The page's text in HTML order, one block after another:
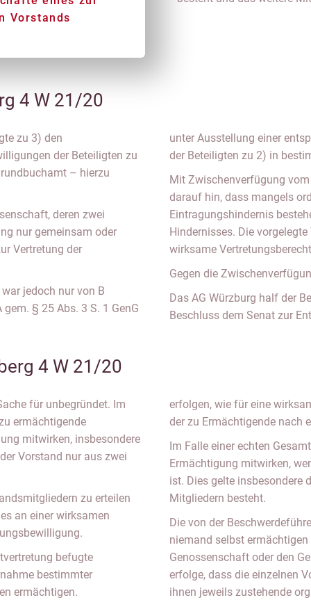
Vorstands
4 W 21/20
zu 3) den
der Beteiligten zu
– hierzu
deren zwei
nur gemeinsam oder
Vertretung der
jedoch nur von B
§ 25 Abs. 3 S. 1 GenG
unter Ausstellung einer
der Beteiligten zu 2) in
Mit Zwischenverfügung
darauf hin, dass mangels
Eintragungshindernis
Hindernisses. Die
wirksame
Gegen die
Das AG Würzburg half der
Beschluss dem Senat zur
4 W 21/20
für unbegründet. Im
ermächtigende
mitwirken, insbesondere
Vorstand nur aus zwei
zu erteilen
an einer wirksamen
befugte
bestimmter
ermächtigen.
erfolgen, wie für eine
der zu Ermächtigende nach
Im Falle einer echten
Ermächtigung mitwirken,
ist. Dies gelte insbesondere
Mitgliedern besteht.
Die von der
niemand selbst
Genossenschaft oder den
erfolge, dass die einzelnen
ihnen jeweils zustehende